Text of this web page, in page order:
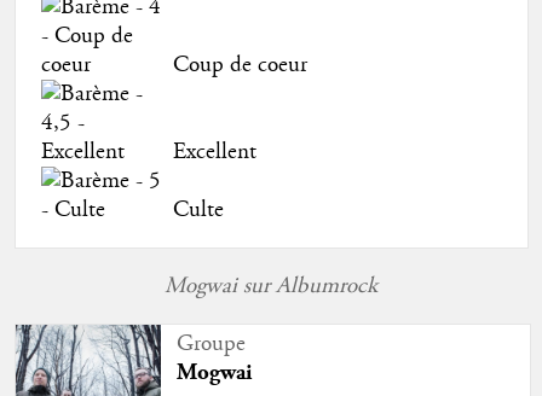
Coup de coeur
Excellent
Culte
Mogwai sur Albumrock
Groupe
Mogwai